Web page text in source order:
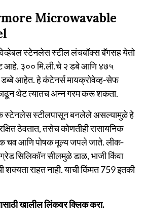
Microwavable
स्टेनलेस स्टील लंचबॉक्स बॅगसह येतो
आहे. ३०० मि.ली.चे २ डबे आणि ४७५
डब्बे आहेत. हे कंटेनर्स मायक्रोवेव्ह-सेफ
थेट त्यातच अन्न गरम करू शकता.
स्टेनलेस स्टीलपासून बनलेले असल्यामुळे हे
ठेवतात, तसेच कोणतीही रासायनिक
चव आणि पोषक मूल्य जपले जाते. लीक-
सिलिकॉन सीलमुळे डाळ, भाजी किंवा
शक्यता राहत नाही. याची किंमत 759 इतकी
खालील लिंकवर क्लिक करा.